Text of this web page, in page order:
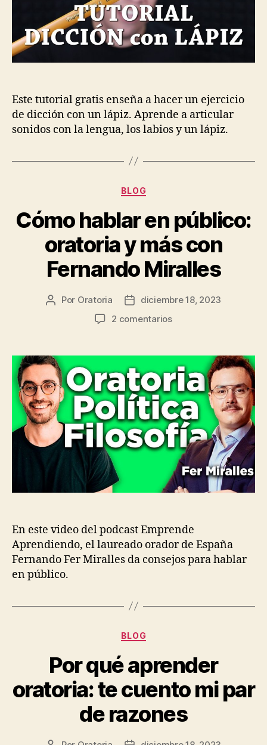
gratis
Este tutorial gratis enseña a hacer un ejercicio
de dicción con un lápiz. Aprende a articular
sonidos con la lengua, los labios y un lápiz.
Categorías
BLOG
Cómo hablar en público:
oratoria y más con
Fernando Miralles
Autor
Por Oratoria
Fechadiciembre 18, 2023
2 comentariosen
en
público:
oratoria
y
más
con
Fernando
Miralles
En este video del podcast Emprende
Aprendiendo, el laureado orador de España
Fernando Fer Miralles da consejos para hablar
en público.
Categorías
BLOG
Por qué aprender
oratoria: te cuento mi par
de razones